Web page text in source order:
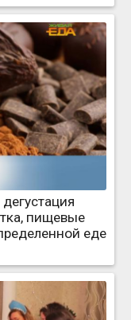
пищевые
еде